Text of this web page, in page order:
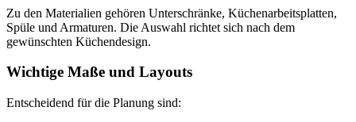
Zu den Materialien gehören Unterschränke, Küchenarbeitsplatten,
Spüle und Armaturen. Die Auswahl richtet sich nach dem
gewünschten Küchendesign.
Wichtige Maße und Layouts
Entscheidend für die Planung sind: